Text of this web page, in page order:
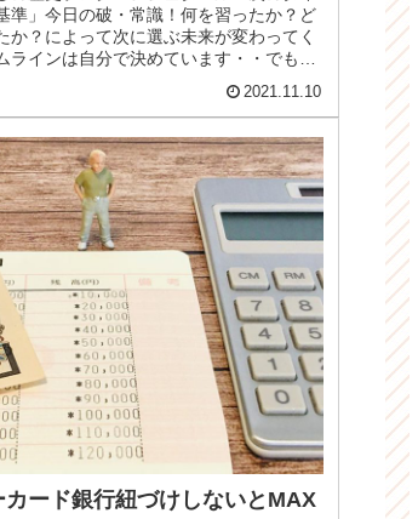
準」今日の破・常識！何を習ったか？ど
か？によって次に選ぶ未来が変わってく
ラインは自分で決めています・・でも、
2021.11.10
カード銀行紐づけしないとMAX